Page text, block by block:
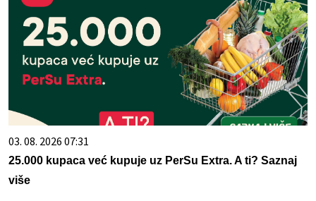
03. 08. 2026 07:31
25.000 kupaca već kupuje uz PerSu Extra. A ti? Saznaj
više